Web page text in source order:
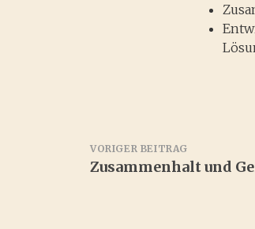
VORIGER BEITRAG
Zusammenhalt und